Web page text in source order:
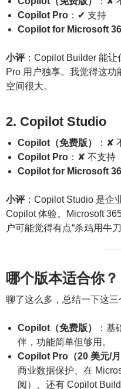
Copilot Pro ：✔ 支持
Copilot for Microsoft
小评：Copilot Builder 能让
Pro 用户独享。我觉得这
空间很大。
2. Copilot Studio
Copilot（免费版）
：✘
Copilot Pro ：✘ 不支持
Copilot for Microsoft
小评：Copilot Studio 是企
Copilot 体验。Microsoft
户可能觉得有点“杀鸡用牛刀
哪个版本适合你？
聊了这么多，总结一下这三
Copilot（免费版）
：
伴，功能简单但够用。
Copilot Pro（20 美元/月
商业数据保护、在
阅）、还有 Copilot